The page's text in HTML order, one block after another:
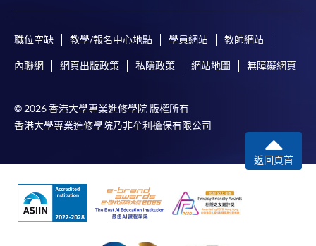
職位空缺 教學/報名中心地點 學員網站 教師網站
內聯網 網頁出版政策 私隱政策 網站地圖 無障礙網頁
© 2026 香港大學專業進修學院 版權所有
香港大學專業進修學院乃非牟利擔保有限公司
返回頁首